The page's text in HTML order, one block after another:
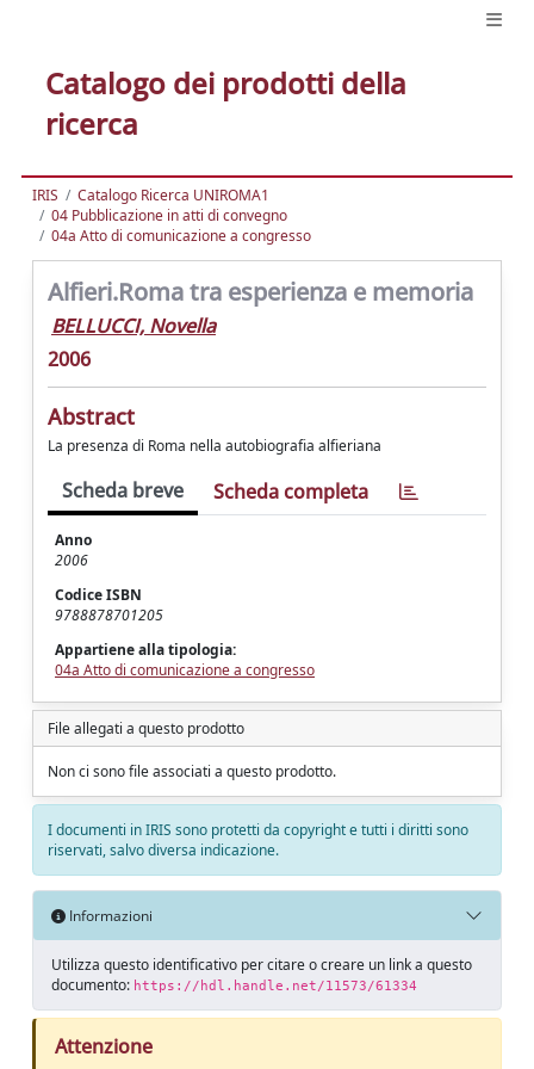
Catalogo dei prodotti della
ricerca
IRIS
Catalogo Ricerca UNIROMA1
04 Pubblicazione in atti di convegno
04a Atto di comunicazione a congresso
Alfieri.Roma tra esperienza e memoria
BELLUCCI, Novella
2006
Abstract
La presenza di Roma nella autobiografia alfieriana
Scheda breve Scheda completa
Anno
2006
Codice ISBN
9788878701205
Appartiene alla tipologia:
04a Atto di comunicazione a congresso
File allegati a questo prodotto
Non ci sono file associati a questo prodotto.
I documenti in IRIS sono protetti da copyright e tutti i diritti sono
riservati, salvo diversa indicazione.
Informazioni
Utilizza questo identificativo per citare o creare un link a questo
documento: https://hdl.handle.net/11573/61334
Attenzione